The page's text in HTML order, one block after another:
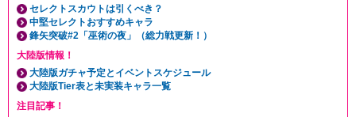
セレクトスカウトは引くべき？
中堅セレクトおすすめキャラ
鋒矢突破#2「巫術の夜」（総力戦更新！）
大陸版情報！
大陸版ガチャ予定とイベントスケジュール
大陸版Tier表と未実装キャラ一覧
注目記事！